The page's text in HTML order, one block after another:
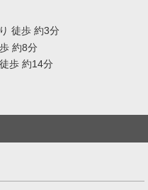
徒歩 約3分
約8分
歩 約14分